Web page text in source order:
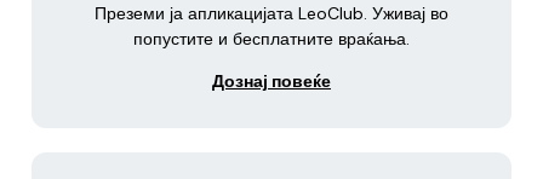
Преземи ја апликацијата LeoClub. Уживај во
попустите и бесплатните враќања.
Дознај повеќе